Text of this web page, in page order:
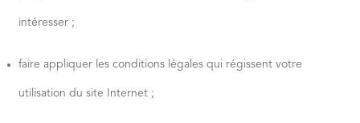
intéresser ;
faire appliquer les conditions légales qui régissent votre
utilisation du site Internet ;